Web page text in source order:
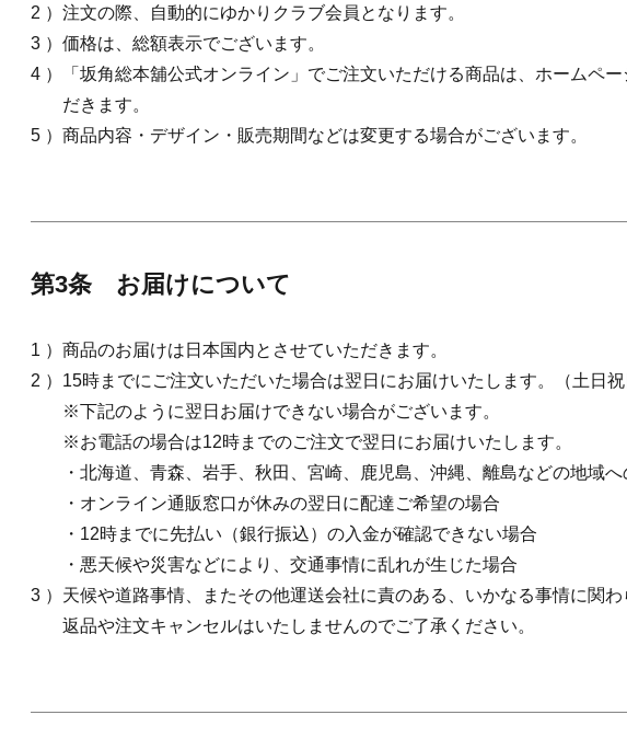
2 ）注文の際、自動的にゆかりクラブ会員となります。
3 ）価格は、総額表示でございます。
4 ）「坂角総本舖公式オンライン」でご注文いただける商品は、ホームペ
だきます。
5 ）商品内容・デザイン・販売期間などは変更する場合がございます。
第3条 お届けについて
1 ）商品のお届けは日本国内とさせていただきます。
2 ）15時までにご注文いただいた場合は翌日にお届けいたします。（土日祝
※下記のように翌日お届けできない場合がございます。
※お電話の場合は12時までのご注文で翌日にお届けいたします。
・北海道、青森、岩手、秋田、宮崎、鹿児島、沖縄、離島などの地域
・オンライン通販窓口が休みの翌日に配達ご希望の場合
・12時までに先払い（銀行振込）の入金が確認できない場合
・悪天候や災害などにより、交通事情に乱れが生じた場合
3 ）天候や道路事情、またその他運送会社に責のある、いかなる事情に関
返品や注文キャンセルはいたしませんのでご了承ください。